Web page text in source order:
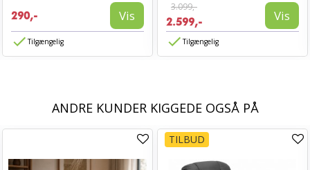
290,- Vis
Tilgængelig
3.099,-
2.599,- Vis
Tilgængelig
ANDRE KUNDER KIGGEDE OGSÅ PÅ
TILBUD